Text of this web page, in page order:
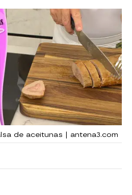
de aceitunas | antena3.com